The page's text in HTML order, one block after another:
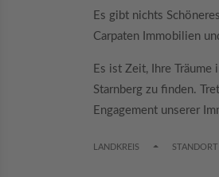
Es gibt nichts
Carpaten Immobilien
Es ist Zeit, Ihre
Starnberg zu finden.
Engagement unserer
LANDKREIS TOGGLESTANDORT